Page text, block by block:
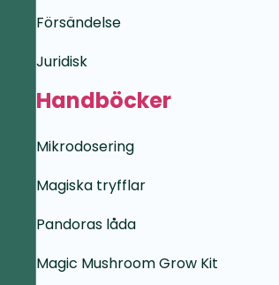
Försändelse
Juridisk
Handböcker
Mikrodosering
Magiska tryfflar
Pandoras låda
Magic Mushroom Grow Kit